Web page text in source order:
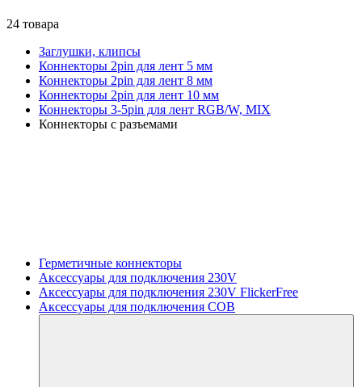
24 товара
Заглушки, клипсы
Коннекторы 2pin для лент 5 мм
Коннекторы 2pin для лент 8 мм
Коннекторы 2pin для лент 10 мм
Коннекторы 3-5pin для лент RGB/W, MIX
Коннекторы с разъемами
Герметичные коннекторы
Аксессуары для подключения 230V
Аксессуары для подключения 230V FlickerFree
Аксессуары для подключения COB